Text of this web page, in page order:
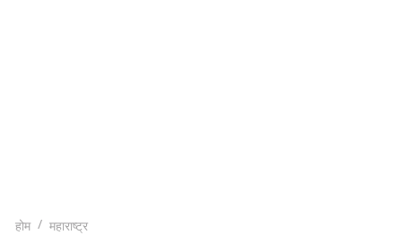
होम महाराष्ट्र